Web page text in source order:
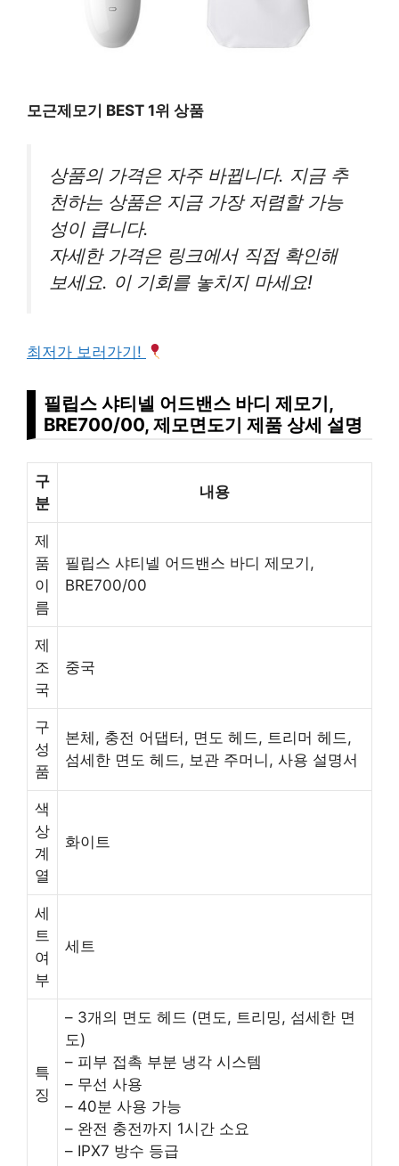
모근제모기 BEST 1위 상품
상품의 가격은 자주 바뀝니다. 지금 추
천하는 상품은 지금 가장 저렴할 가능
성이 큽니다.
자세한 가격은 링크에서 직접 확인해
보세요. 이 기회를 놓치지 마세요!
최저가 보러가기!
필립스 샤티넬 어드밴스 바디 제모기,
BRE700/00, 제모면도기 제품 상세 설명
구
분
내용
제
품
이
름
필립스 샤티넬 어드밴스 바디 제모기,
BRE700/00
제
조
국
중국
구
성
품
본체, 충전 어댑터, 면도 헤드, 트리머 헤드,
섬세한 면도 헤드, 보관 주머니, 사용 설명서
색
상
계
열
화이트
세
트
여
부
세트
특
징
– 3개의 면도 헤드 (면도, 트리밍, 섬세한 면
도)
– 피부 접촉 부분 냉각 시스템
– 무선 사용
– 40분 사용 가능
– 완전 충전까지 1시간 소요
– IPX7 방수 등급